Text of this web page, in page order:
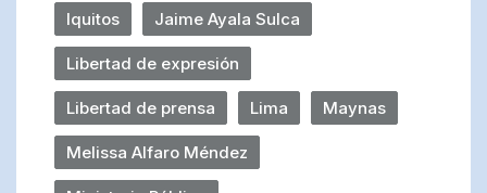
Iquitos Jaime Ayala Sulca
Libertad de expresión
Libertad de prensa Lima Maynas
Melissa Alfaro Méndez